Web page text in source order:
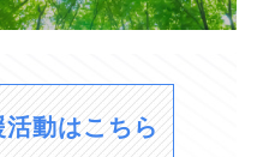
動はこちら